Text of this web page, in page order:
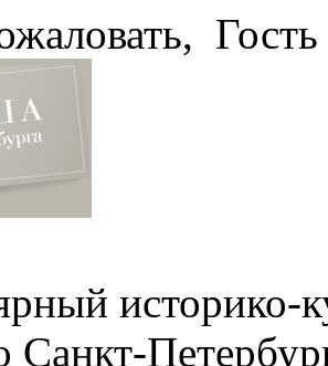
Гость
историко-
Санкт-